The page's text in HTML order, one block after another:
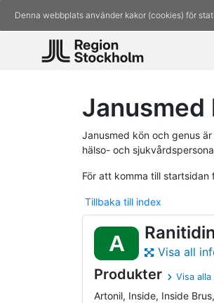
Denna webbplats använder kakor (cookies) för
Janusmed
Janusmed kön och genus
hälso- och
För att komma till
Tillbaka till index
A Ranitidin
Visa all
Produkter Visa
Artonil, Inside, Inside